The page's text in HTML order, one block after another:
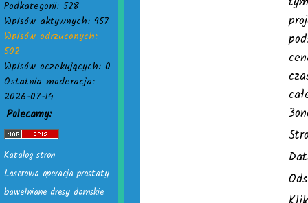
Podkategorii: 528
Wpisów aktywnych: 957
Wpisów odrzuconych:
502
Wpisów oczekujących: 0
Ostatnia moderacja:
2026-07-14
Polecamy:
Katalog stron
Laserowa operacja prostaty
bawełniane dresy damskie